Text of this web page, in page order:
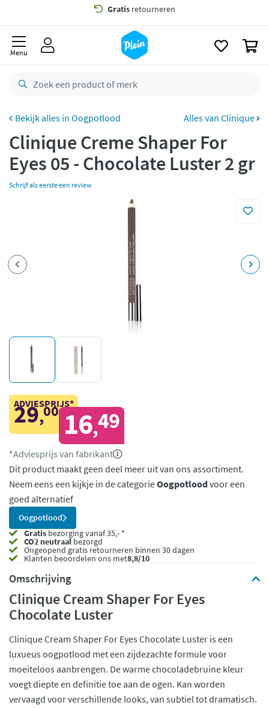
Gratisbezorging vanaf 35,- *
Bestelling uiterlijkzaterdag
retourneren
CO2 neutraal
Betaal met Klarna
Menu
Oogpotlood Alles van Clinique
Clinique Creme Shaper For
Eyes 05 - Chocolate Luster 2 gr
Schrijf als eerste een review
ADVIESPRIJS*
29,00 16,49
*Adviesprijs van fabrikant
Dit product maakt geen deel meer uit van ons assortiment.
Neem eens een kijkje in de categorieOogpotloodvoor een
goed alternatief
Oogpotlood
Gratis bezorging vanaf 35,- *
CO2 neutraalbezorgd
Ongeopend gratis retourneren binnen 30 dagen
Klanten beoordelen ons met8,8/10
Omschrijving
Clinique Cream Shaper For Eyes
Chocolate Luster
Clinique Cream Shaper For Eyes Chocolate Luster is een
luxueus oogpotlood met een zijdezachte formule voor
moeiteloos aanbrengen. De warme chocoladebruine kleur
voegt diepte en definitie toe aan de ogen. Kan worden
vervaagd voor verschillende looks, van subtiel tot dramatisch.